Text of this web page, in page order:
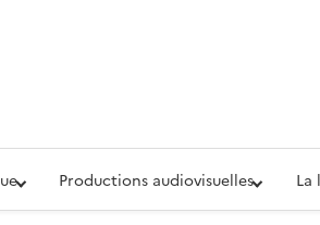
la Défense (ECPAD)
Productions audiovisuelles La